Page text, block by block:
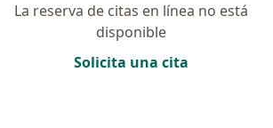
La reserva de citas en línea no está
disponible
Solicita una cita